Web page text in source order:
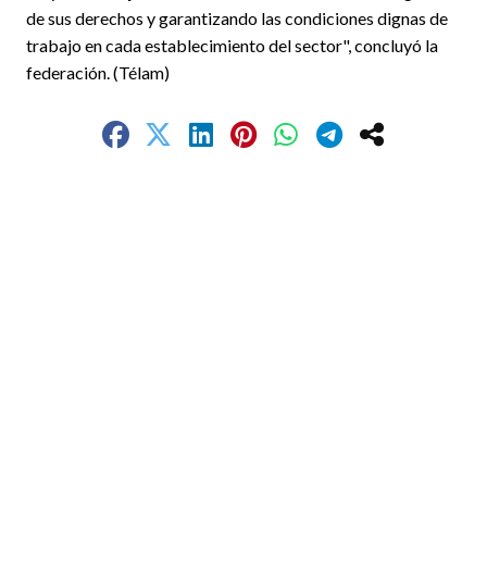
de sus derechos y garantizando las condiciones dignas de
trabajo en cada establecimiento del sector", concluyó la
federación. (Télam)